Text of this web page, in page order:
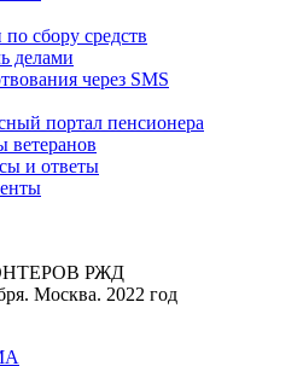
сбору средств
делами
через SMS
портал пенсионера
ветеранов
и ответы
РЖД
Москва. 2022 год